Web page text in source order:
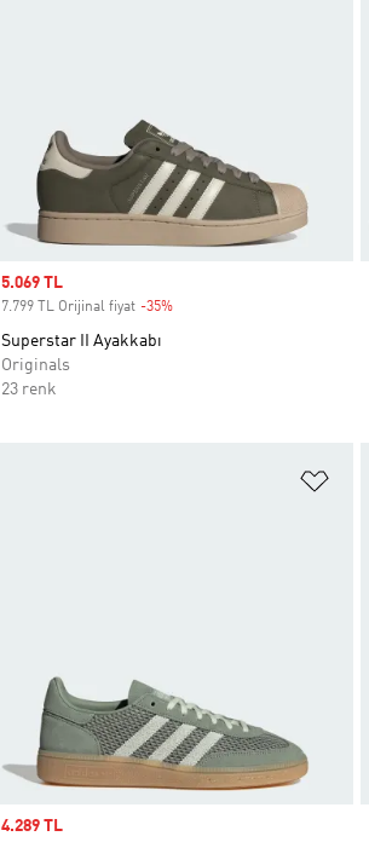
Sale price
5.069 TL
7.799 TL Orijinal fiyat -35%Discount
Superstar II Ayakkabı
Originals
23 renk
Sale price
4.289 TL